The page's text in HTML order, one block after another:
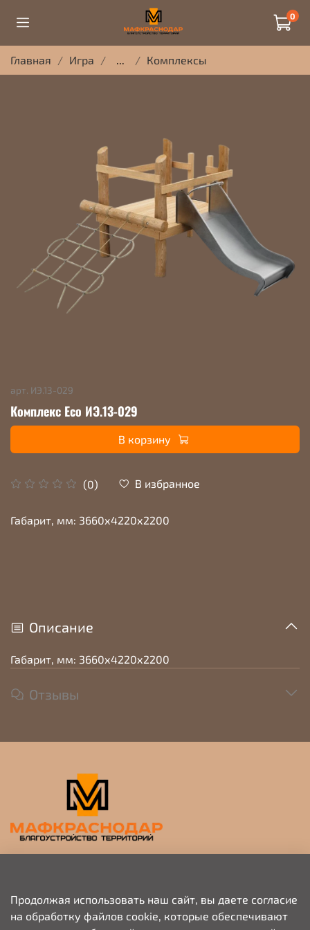
0
Главная Игра ... Комплексы
арт. ИЭ.13-029
Комплекс Eco ИЭ.13-029
(0) В избранное
В корзину
Габарит, мм: 3660х4220х2200
Описание
Габарит, мм: 3660х4220х2200
Отзывы
+79676703333
Продолжая использовать наш сайт, вы даете согласие
на обработку файлов cookie, которые обеспечивают